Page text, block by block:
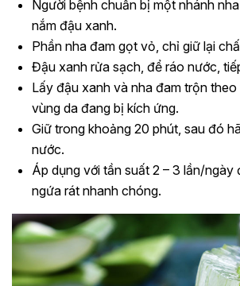
Người bệnh chuẩn bị một nhánh
nắm đậu xanh.
Phần nha đam gọt vỏ, chỉ giữ lại
Đậu xanh rửa sạch, để ráo nước,
Lấy đậu xanh và nha đam trộn theo
vùng da đang bị kích ứng.
Giữ trong khoảng 20 phút, sau đó
nước.
Áp dụng với tần suất 2 – 3 lần/ngày
ngứa rát nhanh chóng.